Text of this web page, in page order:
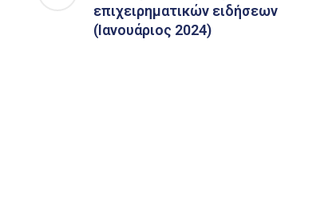
επιχειρηματικών ειδήσεων
(Ιανουάριος 2024)